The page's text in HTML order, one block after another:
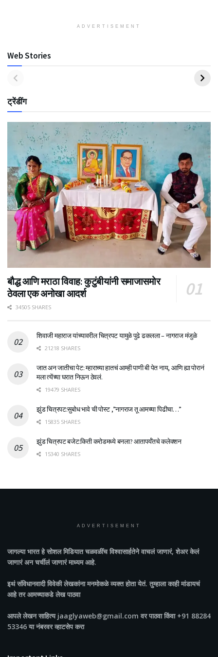
ADVERTISEMENT
Web Stories
ट्रेंडींग
बौद्ध आणि मराठा विवाह: कुटुंबीयांनी समाजासमोर
ठेवला एक अनोखा आदर्श
34505 SHARES
शिवाजी महाराज यांच्यावरील चित्रपट यामुळे पुढे ढकलला – नागराज मंजुळे
21218 SHARES
जात अन जातीचा पेट: म्हाराच्या हातचं आम्ही पाणी बी पेत नाय, आणि ह्या पोरानं
मला त्येंच्या घरात निऊन ठेवलं.
19479 SHARES
झुंड चित्रपट:सुबोध भावे ची पोस्ट ,”नागराज तू आमच्या पिढीचा…”
15835 SHARES
झुंड चित्रपट बजेट:किती करोडमध्ये बनला? आतापर्यँतचे कलेक्शन
15340 SHARES
ADVERTISEMENT
जागल्या भारतहे सोशल मिडियात चळवळींच विश्वासार्हतेने वाचलं जाणारं, शेअर केलं
जाणारं अन चर्चीलं जाणारं माध्यम आहे.
इथं संविधानवादी विवेकी लेखकांना मनमोकळे व्यक्त होता येतं. तुम्हाला काही मांडायचं
आहे तर आमच्याकडे लेख पाठवा
आपले लेखन साहित्य jaaglyaweb@gmail.com वर पाठवा किंवा +91 88284
53346 या नंबरवर व्हाटसेप करा